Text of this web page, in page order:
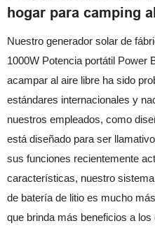
hogar para camping
Nuestro generador solar de
1000W Potencia portátil Power
acampar al aire libre ha sido
estándares internacionales y
nuestros empleados, como
está diseñado para ser
sus funciones recientemente
características, nuestro
de batería de litio es mucho
que brinda más beneficios a los